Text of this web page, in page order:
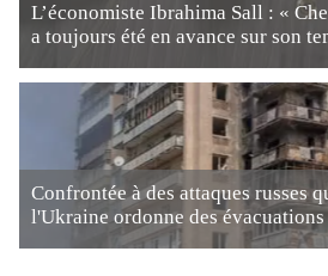
L’économiste Ibrahima Sall : «
a toujours été en avance sur son
Confrontée à des attaques russes
l'Ukraine ordonne des